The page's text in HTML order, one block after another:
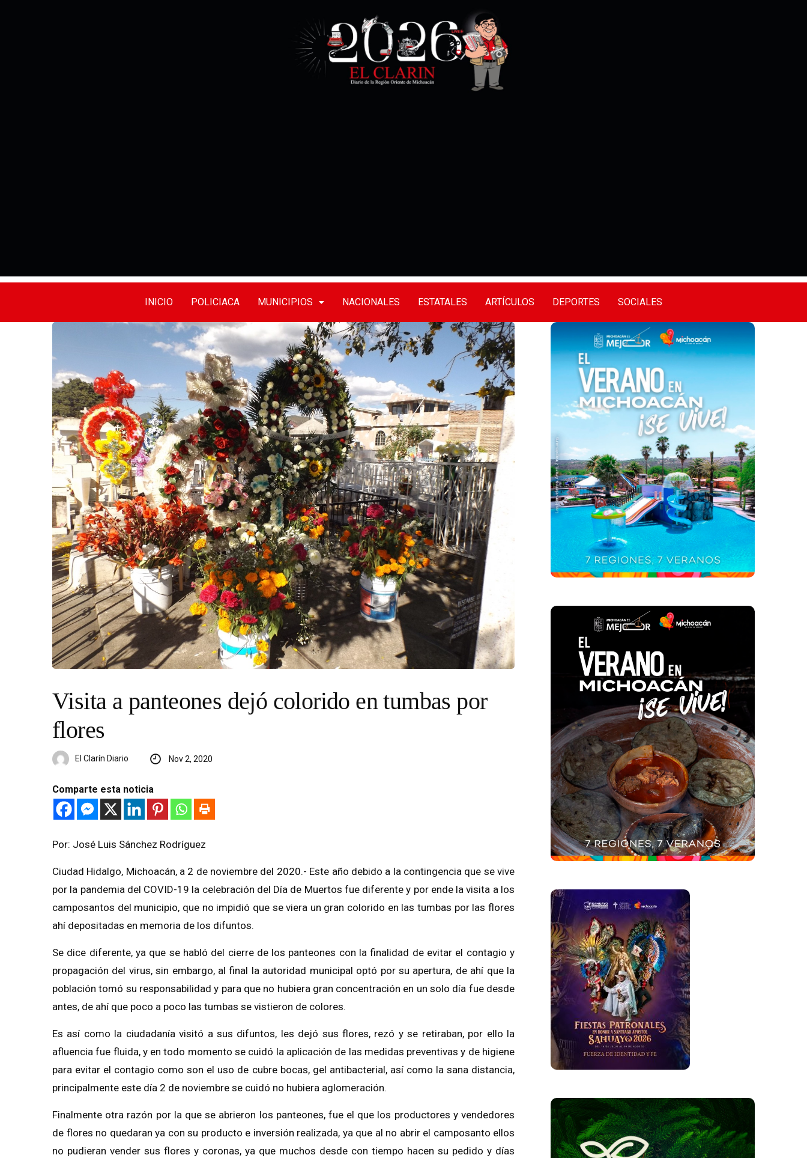
INICIO POLICIACA MUNICIPIOS NACIONALES ESTATALES ARTÍCULOS DEPORTES SOCIALES
Visita a panteones dejó colorido en tumbas por
flores
El Clarín Diario Nov 2, 2020
Comparte esta noticia
Por: José Luis Sánchez Rodríguez
Ciudad Hidalgo, Michoacán, a 2 de noviembre del 2020.- Este año debido a la contingencia que se vive
por la pandemia del COVID-19 la celebración del Día de Muertos fue diferente y por ende la visita a los
camposantos del municipio, que no impidió que se viera un gran colorido en las tumbas por las flores
ahí depositadas en memoria de los difuntos.
Se dice diferente, ya que se habló del cierre de los panteones con la finalidad de evitar el contagio y
propagación del virus, sin embargo, al final la autoridad municipal optó por su apertura, de ahí que la
población tomó su responsabilidad y para que no hubiera gran concentración en un solo día fue desde
antes, de ahí que poco a poco las tumbas se vistieron de colores.
Es así como la ciudadanía visitó a sus difuntos, les dejó sus flores, rezó y se retiraban, por ello la
afluencia fue fluida, y en todo momento se cuidó la aplicación de las medidas preventivas y de higiene
para evitar el contagio como son el uso de cubre bocas, gel antibacterial, así como la sana distancia,
principalmente este día 2 de noviembre se cuidó no hubiera aglomeración.
Finalmente otra razón por la que se abrieron los panteones, fue el que los productores y vendedores
de flores no quedaran ya con su producto e inversión realizada, ya que al no abrir el camposanto ellos
no pudieran vender sus flores y coronas, ya que muchos desde con tiempo hacen su pedido y días